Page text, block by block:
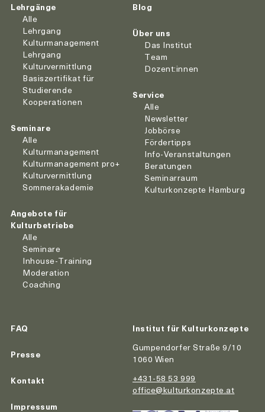
Lehrgänge
Alle
Lehrgang
Kulturmanagement
Lehrgang
Kulturvermittlung
Basiszertifikat für
Studierende
Kooperationen
Seminare
Alle
Kulturmanagement
Kulturmanagement pro+
Kulturvermittlung
Sommerakademie
Angebote für
Kulturbetriebe
Alle
Seminare
Inhouse-Training
Moderation
Coaching
Blog
Über uns
Das Institut
Team
Dozent:innen
Service
Alle
Newsletter
Jobbörse
Fördertipps
Info-Veranstaltungen
Beratungen
Seminarraum
Kulturkonzepte Hamburg
FAQ
Presse
Kontakt
Impressum
Institut für Kulturkonzepte
Gumpendorfer Straße 9/10
1060 Wien
+431-58 53 999
office@kulturkonzepte.at